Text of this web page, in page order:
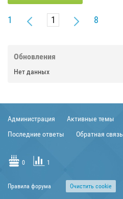
1 8
Обновления
Нет данных
Администрация Активные темы
Последние ответы
Обратная связь
0 1
Правила форума Очиcтить cookie